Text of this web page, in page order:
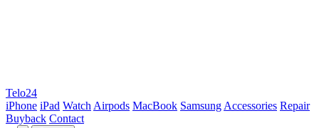
Telo24
iPhone iPad Watch Airpods MacBook Samsung Accessories Repair
Buyback Contact